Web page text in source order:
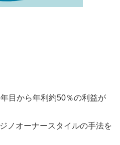
目から年利約50％の利益が
ノオーナースタイルの手法を